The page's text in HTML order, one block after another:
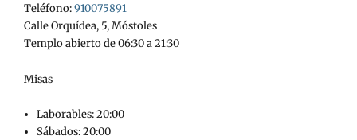
Teléfono:910075891
Calle Orquídea, 5, Móstoles
Templo abierto de 06:30 a 21:30
Misas
Laborables: 20:00
Sábados: 20:00